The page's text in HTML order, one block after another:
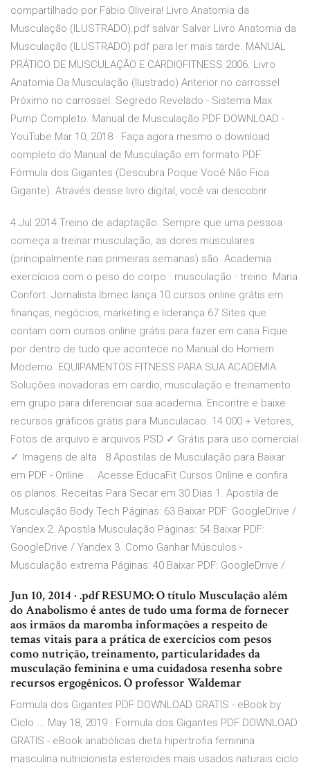
compartilhado por Fábio Oliveira! Livro Anatomia da
Musculação (ILUSTRADO).pdf salvar Salvar Livro Anatomia da
Musculação (ILUSTRADO).pdf para ler mais tarde. MANUAL
PRÁTICO DE MUSCULAÇÃO E CARDIOFITNESS 2006. Livro
Anatomia Da Musculação (Ilustrado) Anterior no carrossel
Próximo no carrossel. Segredo Revelado - Sistema Max
Pump Completo. Manual de Musculação PDF DOWNLOAD -
YouTube Mar 10, 2018 · Faça agora mesmo o download
completo do Manual de Musculação em formato PDF
Fórmula dos Gigantes (Descubra Poque Você Não Fica
Gigante). Através desse livro digital, você vai descobrir
4 Jul 2014 Treino de adaptação. Sempre que uma pessoa
começa a treinar musculação, as dores musculares
(principalmente nas primeiras semanas) são Academia ·
exercícios com o peso do corpo · musculação · treino. Maria
Confort. Jornalista Ibmec lança 10 cursos online grátis em
finanças, negócios, marketing e liderança 67 Sites que
contam com cursos online grátis para fazer em casa Fique
por dentro de tudo que acontece no Manual do Homem
Moderno. EQUIPAMENTOS FITNESS PARA SUA ACADEMIA.
Soluções inovadoras em cardio, musculação e treinamento
em grupo para diferenciar sua academia. Encontre e baixe
recursos gráficos grátis para Musculacao. 14.000 + Vetores,
Fotos de arquivo e arquivos PSD ✓ Grátis para uso comercial
✓ Imagens de alta 8 Apostilas de Musculação para Baixar
em PDF - Online ... Acesse EducaFit Cursos Online e confira
os planos. Receitas Para Secar em 30 Dias 1. Apostila de
Musculação Body Tech Páginas: 63 Baixar PDF: GoogleDrive /
Yandex 2. Apostila Musculação Páginas: 54 Baixar PDF:
GoogleDrive / Yandex 3. Como Ganhar Músculos -
Musculação extrema Páginas: 40 Baixar PDF: GoogleDrive /
Jun 10, 2014 · .pdf RESUMO: O título Musculação além
do Anabolismo é antes de tudo uma forma de fornecer
aos irmãos da maromba informações a respeito de
temas vitais para a prática de exercícios com pesos
como nutrição, treinamento, particularidades da
musculação feminina e uma cuidadosa resenha sobre
recursos ergogênicos. O professor Waldemar
Formula dos Gigantes PDF DOWNLOAD GRATIS - eBook by
Ciclo ... May 18, 2019 · Formula dos Gigantes PDF DOWNLOAD
GRATIS - eBook anabólicas dieta hipertrofia feminina
masculina nutricionista esteroides mais usados naturais ciclo